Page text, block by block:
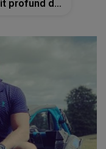
profund de